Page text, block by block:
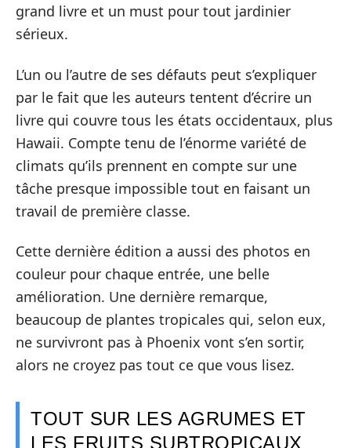
grand livre et un must pour tout jardinier
sérieux.
L’un ou l’autre de ses défauts peut s’expliquer
par le fait que les auteurs tentent d’écrire un
livre qui couvre tous les états occidentaux, plus
Hawaii. Compte tenu de l’énorme variété de
climats qu’ils prennent en compte sur une
tâche presque impossible tout en faisant un
travail de première classe.
Cette dernière édition a aussi des photos en
couleur pour chaque entrée, une belle
amélioration. Une dernière remarque,
beaucoup de plantes tropicales qui, selon eux,
ne survivront pas à Phoenix vont s’en sortir,
alors ne croyez pas tout ce que vous lisez.
TOUT SUR LES AGRUMES ET
LES FRUITS SUBTROPICAUX